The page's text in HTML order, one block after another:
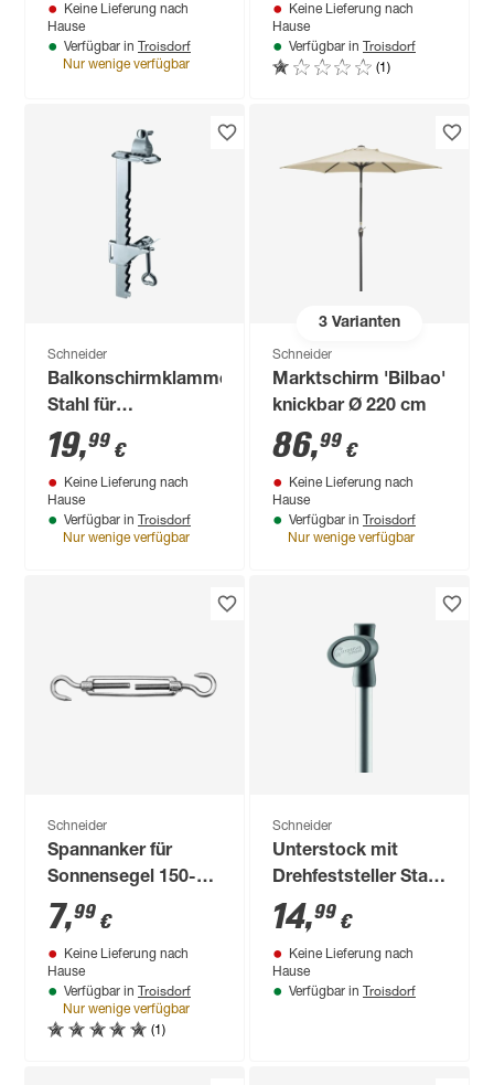
Keine Lieferung nach
Hause
Verfügbar in Troisdorf
Nur wenige verfügbar
Keine Lieferung nach
Hause
Verfügbar in Troisdorf
(1)
Schneider
Balkonschirmklammer
Stahl für
Schirmmast mit Ø
32 mm
19,99 €
Keine Lieferung nach
Hause
Verfügbar in Troisdorf
Nur wenige verfügbar
3Varianten
Schneider
Marktschirm 'Bilbao'
knickbar Ø 220 cm
86,99 €
Keine Lieferung nach
Hause
Verfügbar in Troisdorf
Nur wenige verfügbar
Schneider
Spannanker für
Sonnensegel 150-
218 mm
7,99 €
Keine Lieferung nach
Hause
Verfügbar in Troisdorf
Nur wenige verfügbar
(1)
Schneider
Unterstock mit
Drehfeststeller Stahl
für Schirmmast mit
Ø 25 mm
14,99 €
Keine Lieferung nach
Hause
Verfügbar in Troisdorf